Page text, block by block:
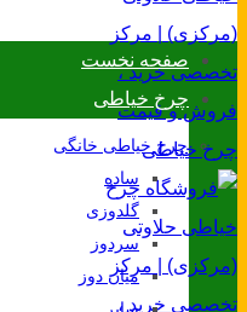
صفحه نخست
چرخ خیاطی
چرخ خیاطی خانگی
ساده
گلدوزی
سردوز
میان دوز